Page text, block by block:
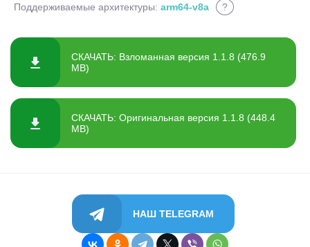
Поддерживаемые архитектуры: arm64-v8a ?
СКАЧАТЬ: Взломанная версия 1.1.8 (476.9
MB)
СКАЧАТЬ: Оригинальная версия 1.1.8 (448.4
MB)
НАШ TELEGRAM